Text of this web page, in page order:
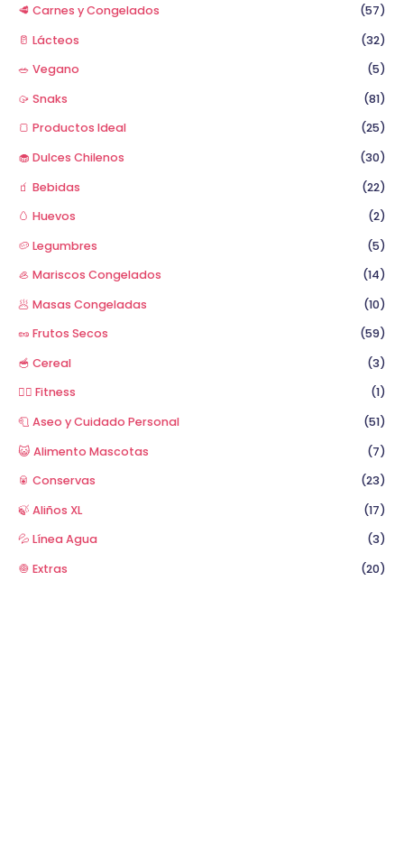
🥩 Carnes y Congelados
(57)
🥛 Lácteos
(32)
🥗 Vegano
(5)
🥠 Snaks
(81)
🍞 Productos Ideal
(25)
🧁 Dulces Chilenos
(30)
🧃 Bebidas
(22)
🥚 Huevos
(2)
🥔 Legumbres
(5)
🦪 Mariscos Congelados
(14)
🥟 Masas Congeladas
(10)
🥜 Frutos Secos
(59)
🥣 Cereal
(3)
🏋️‍♂️ Fitness
(1)
🧻 Aseo y Cuidado Personal
(51)
😺 Alimento Mascotas
(7)
🥫 Conservas
(23)
🍃 Aliños XL
(17)
💦 Línea Agua
(3)
🧅 Extras
(20)